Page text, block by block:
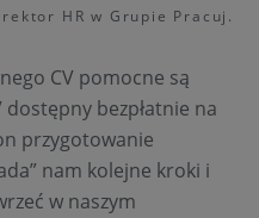
HR w Grupie Pracuj.
CV pomocne są
bezpłatnie na
przygotowanie
nam kolejne kroki i
w naszym